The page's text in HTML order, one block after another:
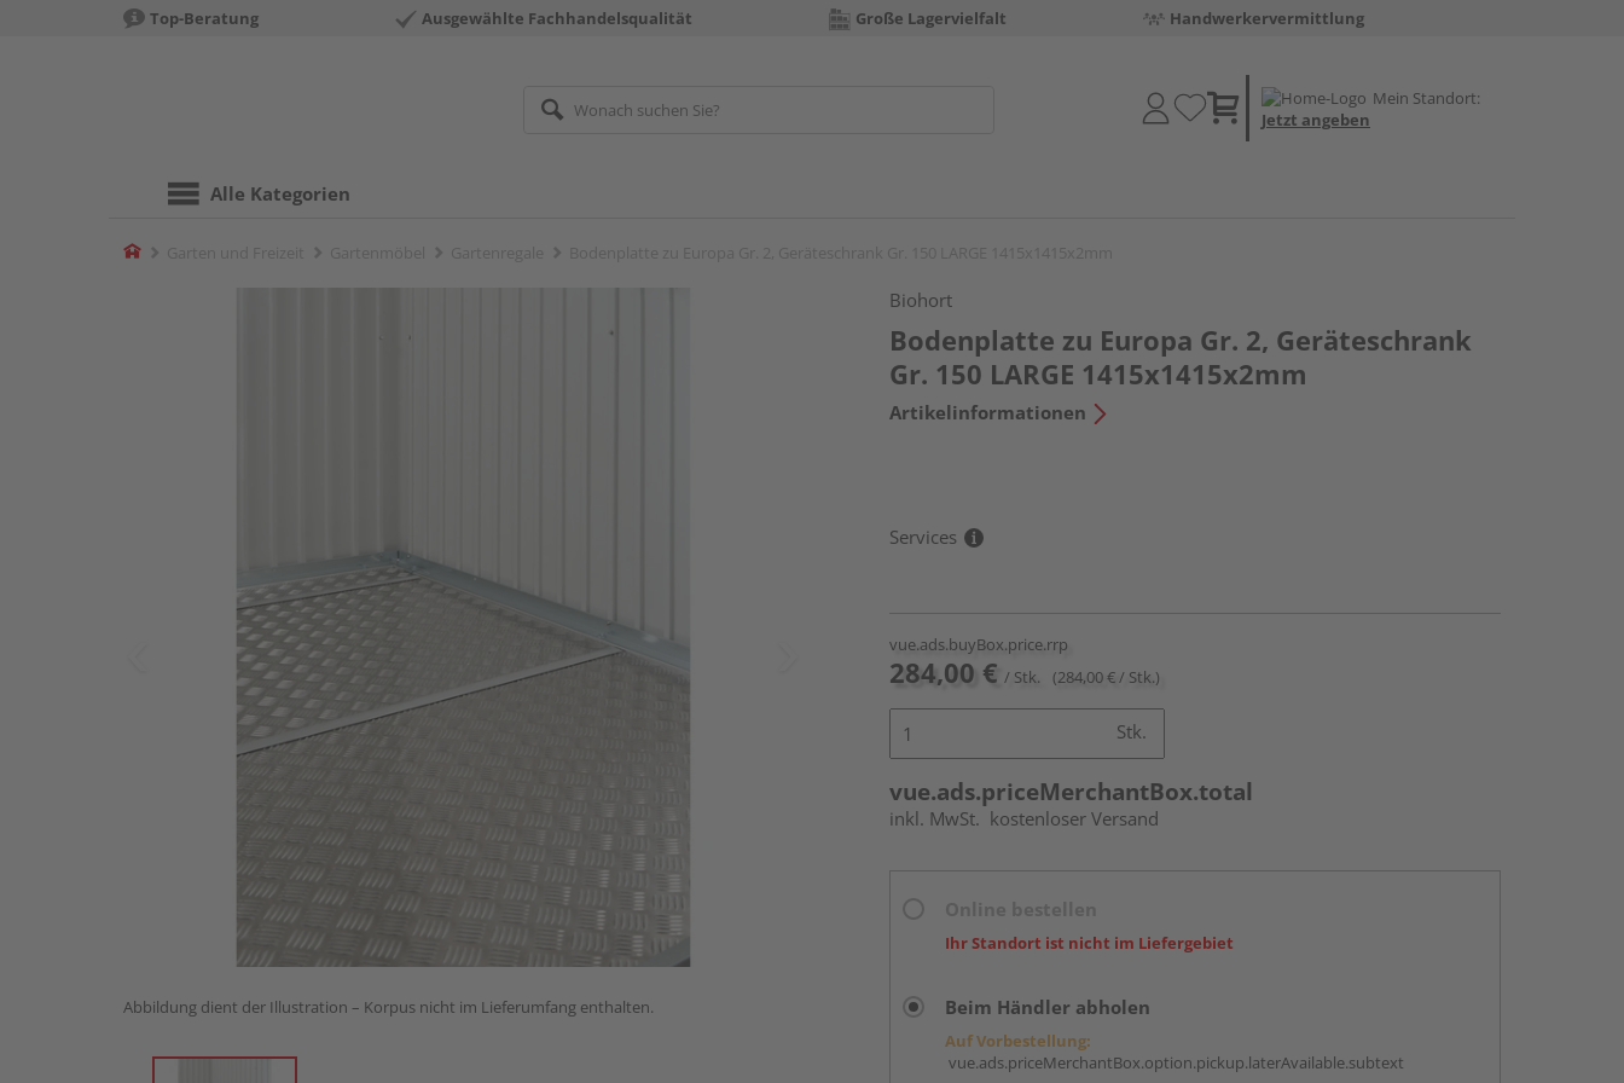
Top-Beratung Ausgewählte Fachhandelsqualität Große Lagervielfalt Handwerkervermittlung
Mein Standort:
Jetzt angeben
Alle Kategorien
Home
Abbildung dient der Illustration – Korpus nicht im Lieferumfang enthalten.
Biohort
Bodenplatte zu Europa Gr. 2, Geräteschrank
Gr. 150 LARGE 1415x1415x2mm
Artikelinformationen
Services
vue.ads.buyBox.price.rrp
284,00 € / Stk. (284,00 € / Stk.)
Stk.
vue.ads.priceMerchantBox.total
inkl. MwSt. kostenloser Versand
Ihr Standort ist nicht im Liefergebiet
Beim Händler abholen
Auf Vorbestellung:
vue.ads.priceMerchantBox.option.pickup.laterAvailable.subtext